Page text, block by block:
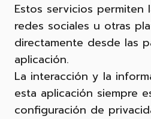
Estos servicios permiten
redes sociales u otras
directamente desde las
aplicación.
La interacción y la
esta aplicación siempre
configuración de